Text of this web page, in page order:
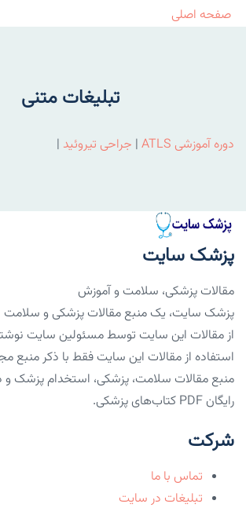
صفحه اصلی
تبلیغات متنی
دوره آموزشی ATLS | جراحی تیروئید |
پزشک سایت
مقالات پزشکی، سلامت و آموزش
پزشک سایت، یک منبع مقالات پزشکی و
از مقالات این سایت توسط مسئولین سایت
استفاده از مقالات این سایت فقط با ذکر منبع
منبع مقالات سلامت، پزشکی، استخدام پزشک و
رایگان PDF کتاب‌های پزشکی.
شرکت
تماس با ما
تبلیغات در سایت